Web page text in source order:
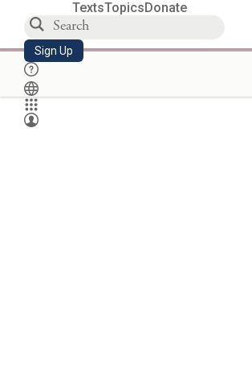
TextsTopicsDonate
Sign Up